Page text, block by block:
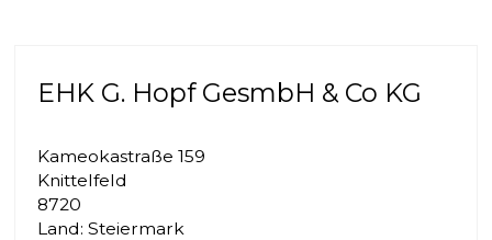
EHK G. Hopf GesmbH & Co KG
Kameokastraße 159
Knittelfeld
8720
Land: Steiermark